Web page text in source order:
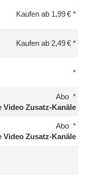
Kaufen ab 1,99 €
Kaufen ab 2,49 €
Abo
Video Zusatz-Kanäle
Abo
Video Zusatz-Kanäle